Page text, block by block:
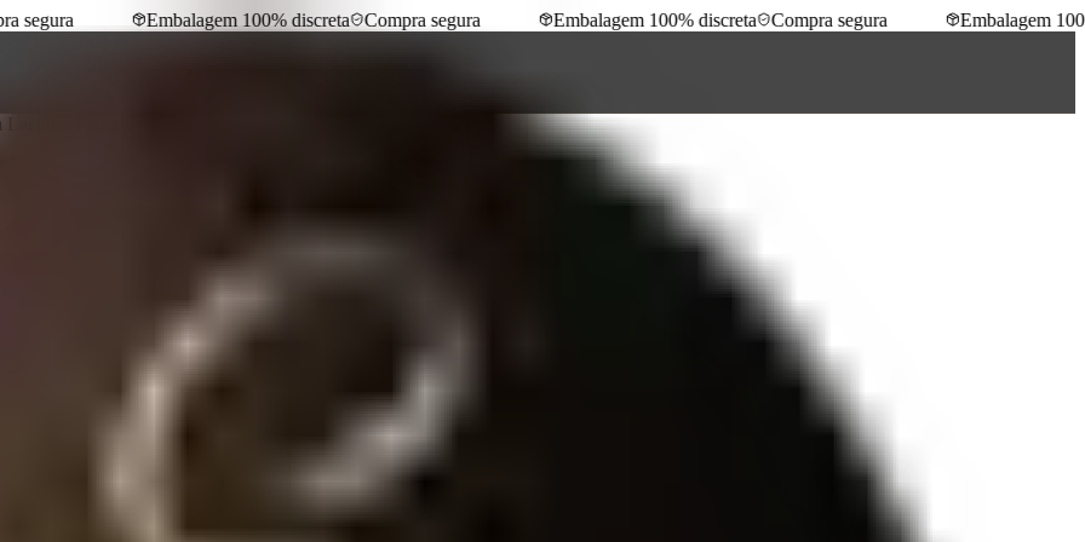
Embalagem 100% discreta Compra segura Embalagem 100% discreta Compra segura
Embalagem
Patitex